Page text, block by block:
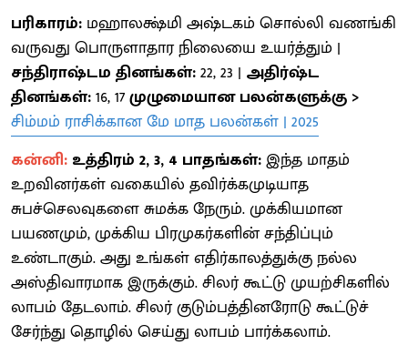
பரிகாரம்: மஹாலக்ஷ்மி அஷ்டகம் சொல்லி வணங்கி
வருவது பொருளாதார நிலையை உயர்த்தும் |
சந்திராஷ்டம தினங்கள்:22, 23 | அதிர்ஷ்ட
தினங்கள்:16, 17முழுமையான பலன்களுக்கு >
சிம்மம் ராசிக்கான மே மாத பலன்கள் | 2025
கன்னி: உத்திரம் 2, 3, 4 பாதங்கள்:இந்த மாதம்
உறவினர்கள் வகையில் தவிர்க்கமுடியாத
சுபச்செலவுகளை சுமக்க நேரும். முக்கியமான
பயணமும், முக்கிய பிரமுகர்களின் சந்திப்பும்
உண்டாகும். அது உங்கள் எதிர்காலத்துக்கு நல்ல
அஸ்திவாரமாக இருக்கும். சிலர் கூட்டு முயற்சிகளில்
லாபம் தேடலாம். சிலர் குடும்பத்தினரோடு கூட்டுச்
சேர்ந்து தொழில் செய்து லாபம் பார்க்கலாம்.